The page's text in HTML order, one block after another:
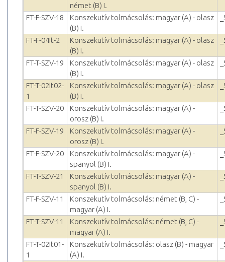
német (B) I.
FT-F-SZV-18
Konszekutív tolmácsolás: magyar (A) - olasz
(B) I.
FT-F-04It-2
Konszekutív tolmácsolás: magyar (A) - olasz
(B) I.
FT-T-SZV-19
Konszekutív tolmácsolás: magyar (A) - olasz
(B) I.
FT-T-02It02-
1
Konszekutív tolmácsolás: magyar (A) - olasz
(B) I.
FT-T-SZV-20
Konszekutív tolmácsolás: magyar (A) -
orosz (B) I.
FT-F-SZV-19
Konszekutív tolmácsolás: magyar (A) -
orosz (B) I.
FT-F-SZV-20
Konszekutív tolmácsolás: magyar (A) -
spanyol (B) I.
FT-T-SZV-21
Konszekutív tolmácsolás: magyar (A) -
spanyol (B) I.
FT-F-SZV-11
Konszekutív tolmácsolás: német (B, C) -
magyar (A) I.
FT-T-SZV-11
Konszekutív tolmácsolás: német (B, C) -
magyar (A) I.
FT-T-02It01-
1
Konszekutív tolmácsolás: olasz (B) - magyar
(A) I.